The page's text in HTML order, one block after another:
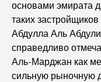
Рестораны в
ужина в этом
Лучшие поля
Дубае
основами эмирата
таких
Абдулла Аль
справедливо
Аль-Марджан как
сильную рыночную